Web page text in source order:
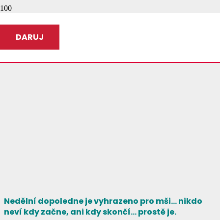
DARUJ
Nedělní dopoledne je vyhrazeno pro mši… nikdo
neví kdy začne, ani kdy skončí… prostě je.